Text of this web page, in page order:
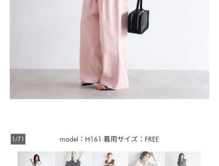
model：H161 着用サイズ：FREE
1/71